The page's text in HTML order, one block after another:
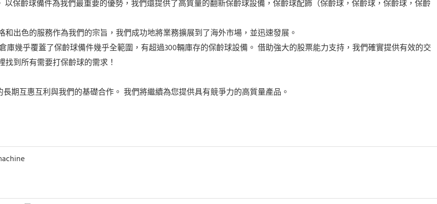
保齡球備件為我們最重要的優勢，我們還提供了高質量的翻新保齡球設備，保齡球配飾（保齡球，保齡球，保齡球，保齡
出色的服務作為我們的宗旨，我們成功地將業務擴展到了海外市場，並迅速發展。
庫幾乎覆蓋了保齡球備件幾乎全範圍，有超過300輛庫存的保齡球設備。 借助強大的股票能力支持，我們確實提供有效的交
到所有需要打保齡球的需求！
期互惠互利與我們的基礎合作。 我們將繼續為您提供具有競爭力的高質量產品。